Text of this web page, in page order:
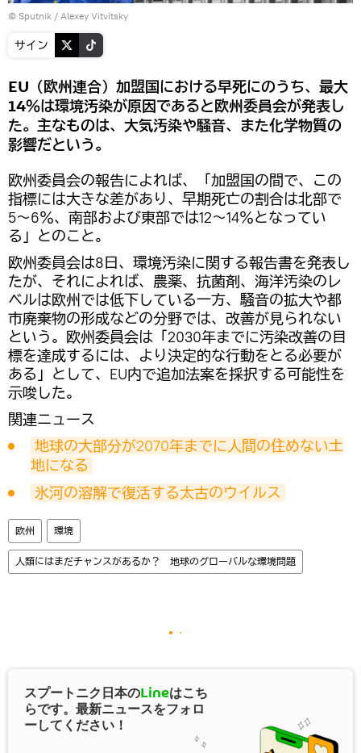
© Sputnik / Alexey Vitvitsky
サイン
EU（欧州連合）加盟国における早死にのうち、最大
14％は環境汚染が原因であると欧州委員会が発表し
た。主なものは、大気汚染や騒音、また化学物質の
影響だという。
欧州委員会の報告によれば、「加盟国の間で、この
指標には大きな差があり、早期死亡の割合は北部で
5〜6％、南部および東部では12〜14％となってい
る」とのこと。
欧州委員会は8日、環境汚染に関する報告書を発表し
たが、それによれば、農薬、抗菌剤、海洋汚染のレ
ベルは欧州では低下している一方、騒音の拡大や都
市廃棄物の形成などの分野では、改善が見られない
という。欧州委員会は「2030年までに汚染改善の目
標を達成するには、より決定的な行動をとる必要が
ある」として、EU内で追加法案を採択する可能性を
示唆した。
関連ニュース
地球の大部分が2070年までに人間の住めない土
地になる
氷河の溶解で復活する太古のウイルス
欧州 環境
人類にはまだチャンスがあるか？ 地球のグローバルな環境問題
スプートニク日本のLineはこち
らです。最新ニュースをフォロ
ーしてください！